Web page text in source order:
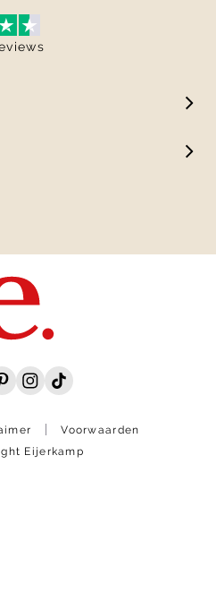
Voorwaarden
Eijerkamp